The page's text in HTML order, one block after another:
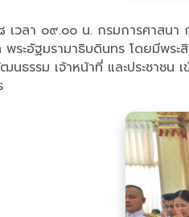
วลา ๐๙.๐๐ น. กรมการศาสนา
ระอัฐมรามาธิบดินทร โดยมีพร
นธรรม เจ้าหน้าที่ และประชาช